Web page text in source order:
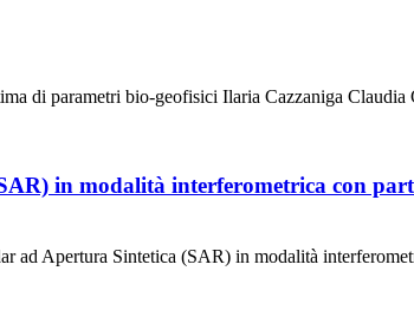
parametri bio-geofisici Ilaria Cazzaniga Claudia
in modalità interferometrica con
Apertura Sintetica (SAR) in modalità